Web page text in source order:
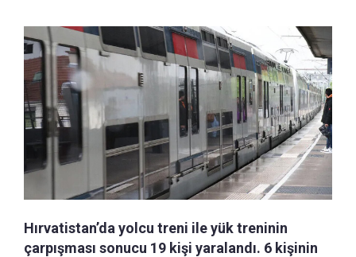
Hırvatistan’da yolcu treni ile yük treninin
çarpışması sonucu 19 kişi yaralandı. 6 kişinin